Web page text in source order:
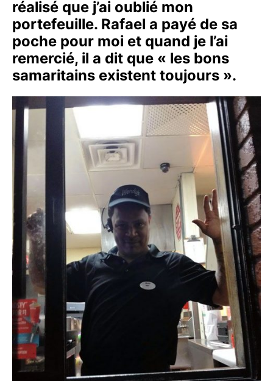
réalisé que j’ai oublié mon
portefeuille. Rafael a payé de sa
poche pour moi et quand je l’ai
remercié, il a dit que « les bons
samaritains existent toujours ».